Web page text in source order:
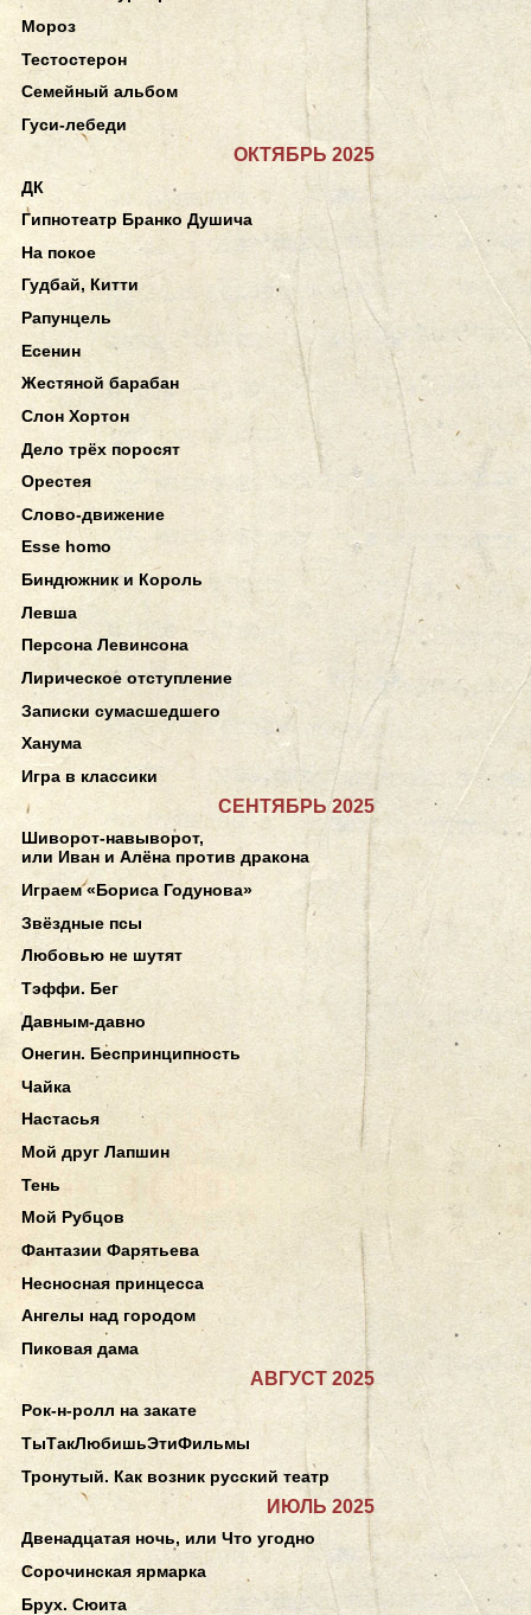
Мороз
Тестостерон
Семейный альбом
Гуси-лебеди
ОКТЯБРЬ 2025
ДК
Гипнотеатр Бранко Душича
На покое
Гудбай, Китти
Рапунцель
Есенин
Жестяной барабан
Слон Хортон
Дело трёх поросят
Орестея
Слово-движение
Esse homo
Биндюжник и Король
Левша
Персона Левинсона
Лирическое отступление
Записки сумасшедшего
Ханума
Игра в классики
СЕНТЯБРЬ 2025
Шиворот-навыворот,
или Иван и Алёна против дракона
Играем «Бориса Годунова»
Звёздные псы
Любовью не шутят
Тэффи. Бег
Давным-давно
Онегин. Беспринципность
Чайка
Настасья
Мой друг Лапшин
Тень
Мой Рубцов
Фантазии Фарятьева
Несносная принцесса
Ангелы над городом
Пиковая дама
АВГУСТ 2025
Рок-н-ролл на закате
ТыТакЛюбишьЭтиФильмы
Тронутый. Как возник русский театр
ИЮЛЬ 2025
Двенадцатая ночь, или Что угодно
Сорочинская ярмарка
Брух. Сюита